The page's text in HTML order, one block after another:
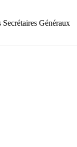
Généraux